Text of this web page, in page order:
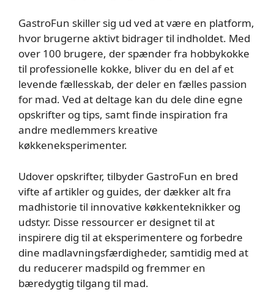
GastroFun skiller sig ud ved at være en platform,
hvor brugerne aktivt bidrager til indholdet. Med
over 100 brugere, der spænder fra hobbykokke
til professionelle kokke, bliver du en del af et
levende fællesskab, der deler en fælles passion
for mad. Ved at deltage kan du dele dine egne
opskrifter og tips, samt finde inspiration fra
andre medlemmers kreative
køkkeneksperimenter.
Udover opskrifter, tilbyder GastroFun en bred
vifte af artikler og guides, der dækker alt fra
madhistorie til innovative køkkenteknikker og
udstyr. Disse ressourcer er designet til at
inspirere dig til at eksperimentere og forbedre
dine madlavningsfærdigheder, samtidig med at
du reducerer madspild og fremmer en
bæredygtig tilgang til mad.